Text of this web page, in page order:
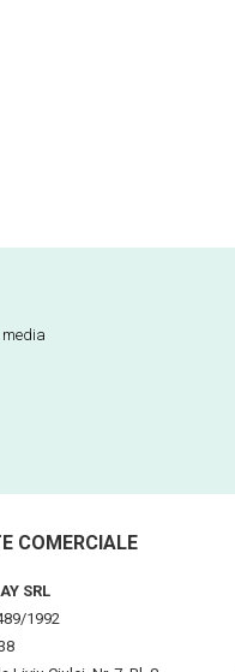
COMERCIALE
SRL
1992